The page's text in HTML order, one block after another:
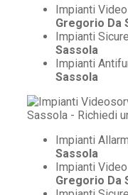
Impianti
Gregorio Da
Impianti
Sassola
Impianti
Sassola
Impianti
Sassola
Impianti
Gregorio Da